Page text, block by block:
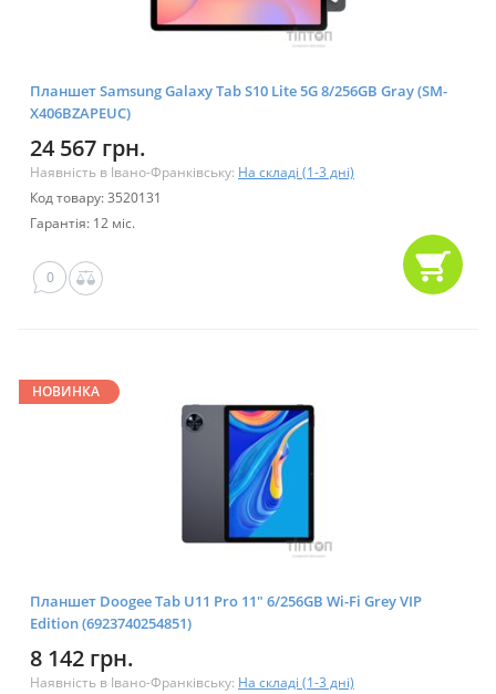
Планшет Samsung Galaxy Tab S10 Lite 5G 8/256GB Gray (SM-
X406BZAPEUC)
24 567 грн.
Наявність в Івано-Франківську: На складі (1-3 дні)
Код товару: 3520131
Гарантія: 12 міс.
0
НОВИНКА
Планшет Doogee Tab U11 Pro 11" 6/256GB Wi-Fi Grey VIP
Edition (6923740254851)
8 142 грн.
Наявність в Івано-Франківську: На складі (1-3 дні)